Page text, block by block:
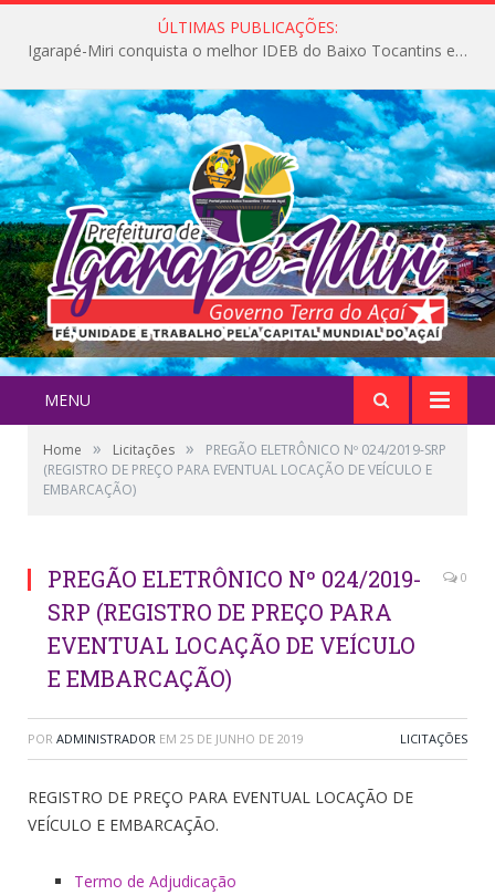
ÚLTIMAS PUBLICAÇÕES:
Igarapé-Miri conquista o melhor IDEB do Baixo Tocantins e avança na qualidade da educação pública
MENU
Home » Licitações »
PREGÃO ELETRÔNICO Nº 024/2019-SRP
(REGISTRO DE PREÇO PARA EVENTUAL LOCAÇÃO DE VEÍCULO E
EMBARCAÇÃO)
PREGÃO ELETRÔNICO Nº 024/2019-
SRP (REGISTRO DE PREÇO PARA
EVENTUAL LOCAÇÃO DE VEÍCULO
E EMBARCAÇÃO)
0
POR ADMINISTRADOR EM 25 DE JUNHO DE 2019 LICITAÇÕES
REGISTRO DE PREÇO PARA EVENTUAL LOCAÇÃO DE
VEÍCULO E EMBARCAÇÃO.
Termo de Adjudicação